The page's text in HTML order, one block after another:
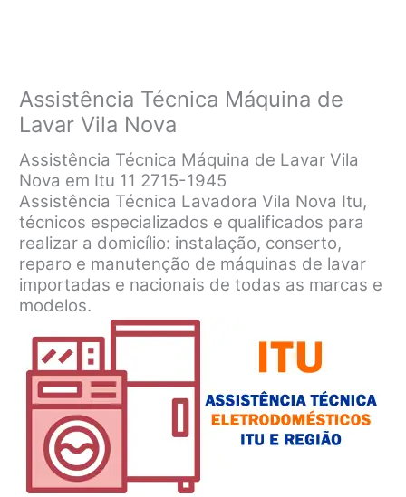
Assistência Técnica Máquina de
Lavar Vila Nova
Assistência Técnica Máquina de Lavar Vila
Nova em Itu 11 2715-1945
Assistência Técnica Lavadora Vila Nova Itu,
técnicos especializados e qualificados para
realizar a domicílio: instalação, conserto,
reparo e manutenção de máquinas de lavar
importadas e nacionais de todas as marcas e
modelos.